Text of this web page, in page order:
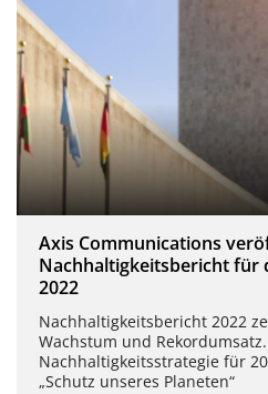
Axis Communications
Nachhaltigkeitsbericht für
2022
Nachhaltigkeitsbericht 2022
Wachstum und
Nachhaltigkeitsstrategie für
„Schutz unseres Planeten“